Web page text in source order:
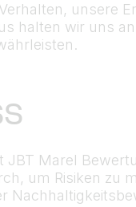
unsere
halten wir uns
Marel
um Risiken zu